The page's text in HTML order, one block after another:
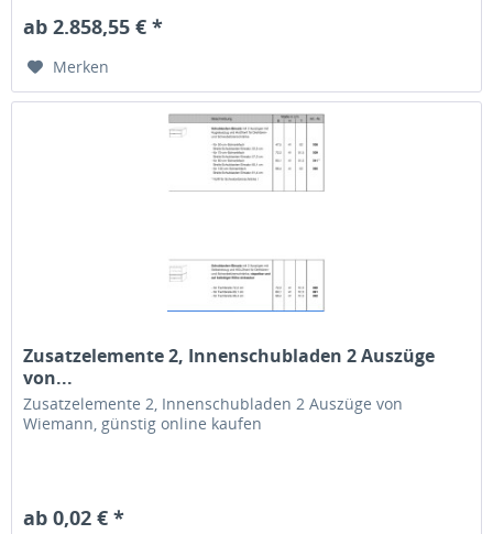
ab 2.858,55 € *
Merken
Zusatzelemente 2, Innenschubladen 2 Auszüge
von...
Zusatzelemente 2, Innenschubladen 2 Auszüge von
Wiemann, günstig online kaufen
ab 0,02 € *